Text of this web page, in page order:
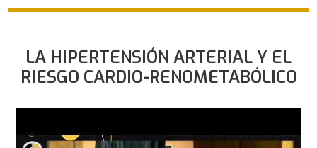
LA HIPERTENSIÓN ARTERIAL Y EL
RIESGO CARDIO-RENOMETABÓLICO